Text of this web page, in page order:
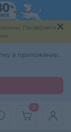
Проверяйте
в приложении.
0